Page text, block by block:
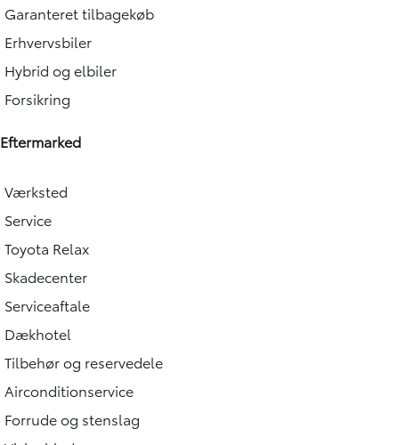
Garanteret tilbagekøb
Erhvervsbiler
Hybrid og elbiler
Forsikring
Eftermarked
Værksted
Service
Toyota Relax
Skadecenter
Serviceaftale
Dækhotel
Tilbehør og reservedele
Airconditionservice
Forrude og stenslag